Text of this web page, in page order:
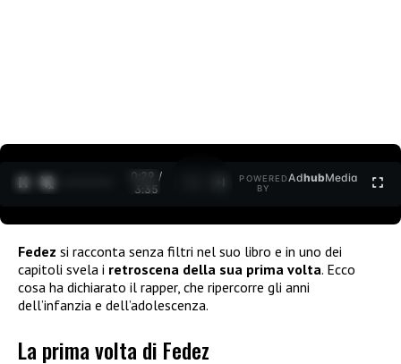
0:30 /
3:35
POWERED
BY
AdhubMedia
Fedez si racconta senza filtri nel suo libro e in uno dei
capitoli svela i retroscena della sua prima volta. Ecco
cosa ha dichiarato il rapper, che ripercorre gli anni
dell’infanzia e dell’adolescenza.
La prima volta di Fedez